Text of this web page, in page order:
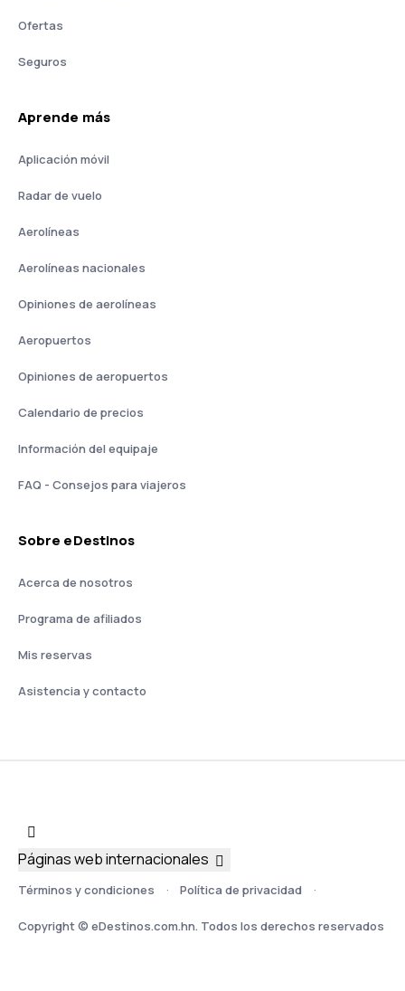
Ofertas
Seguros
Aprende más
Aplicación móvil
Radar de vuelo
Aerolíneas
Aerolíneas nacionales
Opiniones de aerolíneas
Aeropuertos
Opiniones de aeropuertos
Calendario de precios
Información del equipaje
FAQ - Consejos para viajeros
Sobre eDestinos
Acerca de nosotros
Programa de afiliados
Mis reservas
Asistencia y contacto
Términos y condiciones Política de privacidad
Copyright © eDestinos.com.hn. Todos los derechos reservados
Páginas web internacionales